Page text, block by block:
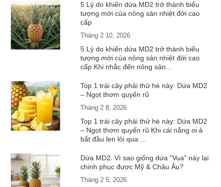
5 Lý do khiến dứa MD2 trở thành biểu
tượng mới của nông sản nhiệt đới cao
cấp
Tháng 2 10, 2026
5 Lý do khiến dứa MD2 trở thành biểu
tượng mới của nông sản nhiệt đới cao
cấp Khi nhắc đến nông sản...
Top 1 trái cây phải thử hè này: Dứa MD2
– Ngọt thơm quyến rũ
Tháng 2 8, 2026
Top 1 trái cây phải thử hè này: Dứa MD2
– Ngọt thơm quyến rũ Khi cái nắng oi ả
bắt đầu len lỏi qua ...
Dứa MD2: Vì sao giống dứa “Vua” này lại
chinh phục được Mỹ & Châu Âu?
Tháng 2 5, 2026